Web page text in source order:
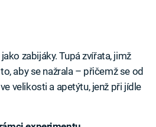
zabijáky. Tupá zvířata, jimž
aby se nažrala – přičemž se od
velikosti a apetýtu, jenž při jídle